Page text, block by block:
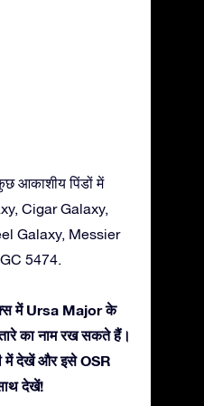
आकाशीय पिंडों में
Cigar Galaxy,
Galaxy, Messier
5474.
में Ursa Major के
का नाम रख सकते हैं।
में देखें और इसे OSR
देखें!